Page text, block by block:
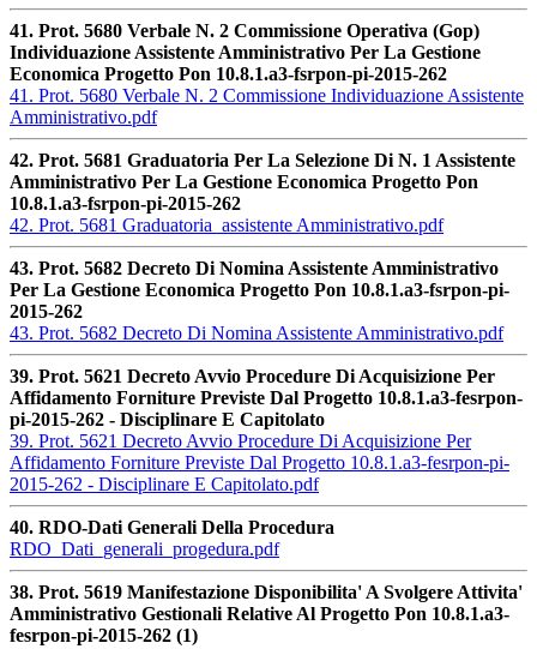
41. Prot. 5680 Verbale N. 2 Commissione Operativa (Gop)
Individuazione Assistente Amministrativo Per La Gestione
Economica Progetto Pon 10.8.1.a3-fsrpon-pi-2015-262
41. Prot. 5680 Verbale N. 2 Commissione Individuazione Assistente
Amministrativo.pdf
42. Prot. 5681 Graduatoria Per La Selezione Di N. 1 Assistente
Amministrativo Per La Gestione Economica Progetto Pon
10.8.1.a3-fsrpon-pi-2015-262
42. Prot. 5681 Graduatoria_assistente Amministrativo.pdf
43. Prot. 5682 Decreto Di Nomina Assistente Amministrativo
Per La Gestione Economica Progetto Pon 10.8.1.a3-fsrpon-pi-
2015-262
43. Prot. 5682 Decreto Di Nomina Assistente Amministrativo.pdf
39. Prot. 5621 Decreto Avvio Procedure Di Acquisizione Per
Affidamento Forniture Previste Dal Progetto 10.8.1.a3-fesrpon-
pi-2015-262 - Disciplinare E Capitolato
39. Prot. 5621 Decreto Avvio Procedure Di Acquisizione Per
Affidamento Forniture Previste Dal Progetto 10.8.1.a3-fesrpon-pi-
2015-262 - Disciplinare E Capitolato.pdf
40. RDO-Dati Generali Della Procedura
RDO_Dati_generali_progedura.pdf
38. Prot. 5619 Manifestazione Disponibilita' A Svolgere Attivita'
Amministrativo Gestionali Relative Al Progetto Pon 10.8.1.a3-
fesrpon-pi-2015-262 (1)